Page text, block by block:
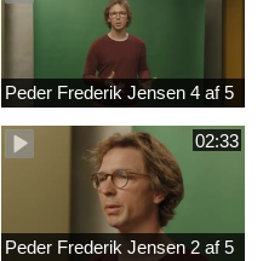
Peder Frederik Jensen 4 af 5
02:33
Peder Frederik Jensen 2 af 5